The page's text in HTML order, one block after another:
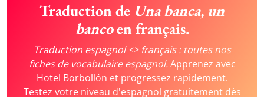
Traduction de Una banca, un
bancoen français.
Traduction espagnol <> français : toutes nos
fiches de vocabulaire espagnol.Apprenez avec
Hotel Borbollón et progressez rapidement.
Testez votre niveau d'espagnol gratuitement dès